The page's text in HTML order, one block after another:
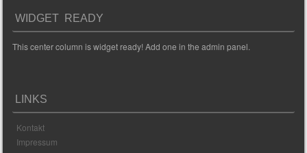
WIDGET READY
This center column is widget ready! Add one in the admin panel.
LINKS
Kontakt
Impressum